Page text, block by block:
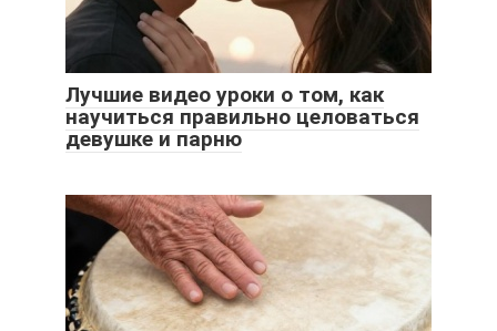
Лучшие видео уроки о том, как
научиться правильно целоваться
девушке и парню